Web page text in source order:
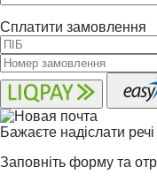
leave
this
field
empty.
Сплатити замовлення
Бажаєте надіслати
Заповніть форму та